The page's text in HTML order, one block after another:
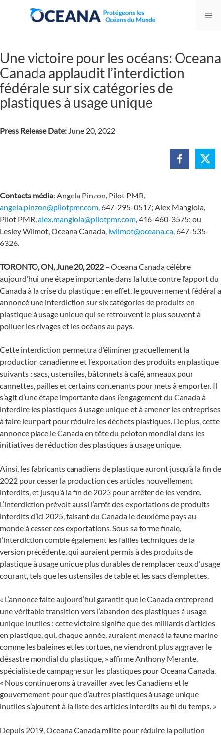
Une victoire pour les océans: Oceana
Canada applaudit l’interdiction
fédérale sur six catégories de
plastiques à usage unique
Press Release Date: June 20, 2022
Contacts média: Angela Pinzon, Pilot PMR,
angela.pinzon@pilotpmr.com, 647-295-0517; Alex Mangiola,
Pilot PMR,alex.mangiola@pilotpmr.com, 416-460-3575; ou
Lesley Wilmot, Oceana Canada, lwilmot@oceana.ca, 647-535-
6326.
TORONTO, ON, June 20, 2022 – Oceana Canada célèbre
aujourd’hui une étape importante dans la lutte contre l’apport du
Canada à la crise du plastique ; en effet, le gouvernement fédéral a
annoncé une interdiction sur six catégories de produits en
plastique à usage unique qui se retrouvent le plus souvent à
polluer les rivages et les océans au pays.
Cette interdiction permettra d’éliminer graduellement la
production canadienne et l’exportation des produits en plastique
suivants : sacs, ustensiles, bâtonnets à café, anneaux pour
cannettes, pailles et certains contenants pour mets à emporter. Il
s’agit d’une étape importante dans l’engagement du Canada à
interdire les plastiques à usage unique et à amener les entreprises
à faire leur part pour réduire les déchets plastiques. De plus, cette
annonce place le Canada en tête du peloton mondial dans les
initiatives de réduction des plastiques à usage unique.
Ainsi, les fabricants canadiens de plastique auront jusqu’à la fin de
2022 pour cesser la production des articles nouvellement
interdits, et jusqu’à la fin de 2023 pour arrêter de les vendre.
L’interdiction prévoit aussi l’arrêt des exportations de produits
interdits d’ici 2025, faisant du Canada le deuxième pays au
monde à cesser ces exportations. Sous sa forme finale,
l’interdiction comble également les failles techniques de la
version précédente, qui auraient permis à des produits de
plastique à usage unique plus durables de remplacer ceux d’usage
courant, tels que les ustensiles de table et les sacs d’emplettes.
« L’annonce faite aujourd’hui garantit que le Canada entreprend
une véritable transition vers l’abandon des plastiques à usage
unique inutiles ; cette victoire signifie que des milliards d’articles
en plastique, qui, chaque année, auraient menacé la faune marine
comme les baleines et les tortues, ne viendront plus aggraver le
désastre mondial du plastique, » affirme Anthony Merante,
spécialiste de campagne sur les plastiques pour Oceana Canada.
« Nous continuerons à travailler avec les Canadiens et le
gouvernement pour que d’autres plastiques à usage unique
inutiles s’ajoutent à la liste des articles interdits au fil du temps. »
Depuis 2019, Oceana Canada milite pour réduire la pollution